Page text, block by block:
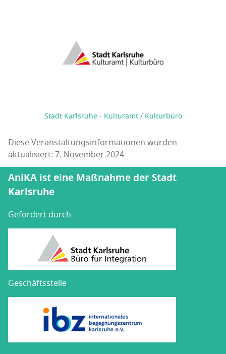
Stadt Karlsruhe - Kulturamt / Kulturbüro
Diese Veranstaltungsinformationen wurden
aktualisiert: 7. November 2024
AniKA ist eine Maßnahme der Stadt
Karlsruhe
Gefördert durch
Geschäftsstelle